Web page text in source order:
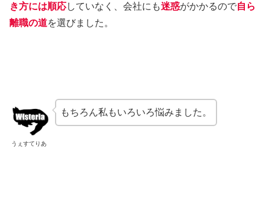
き方には順応していなく、会社にも迷惑がかかるので自ら
離職の道を選びました。
うぇすてりあ
もちろん私もいろいろ悩みました。